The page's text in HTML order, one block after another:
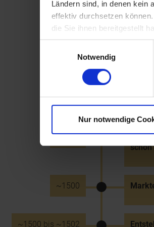
Ländern sind, in denen kein
effektiv durchsetzen
die Sie ihnen bereitgestellt
Notwendig
Nur notwendige
16. Jhd. Erste
~1500 Erste
~1500
Erste
~1500
~1500 bis ~1502